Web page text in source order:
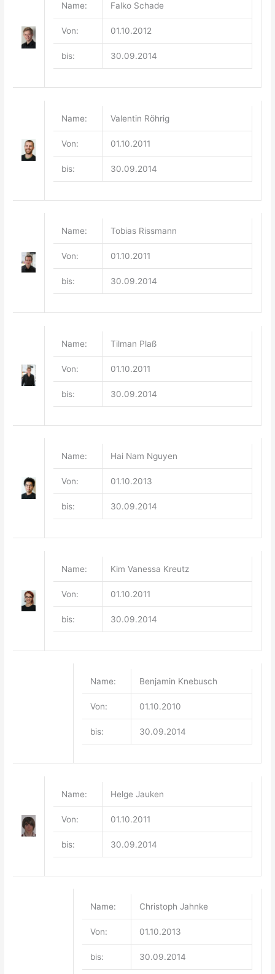
Name: Falko Schade
Von: 01.10.2012
bis: 30.09.2014
Name: Valentin Röhrig
Von: 01.10.2011
bis: 30.09.2014
Name: Tobias Rissmann
Von: 01.10.2011
bis: 30.09.2014
Name: Tilman Plaß
Von: 01.10.2011
bis: 30.09.2014
Name: Hai Nam Nguyen
Von: 01.10.2013
bis: 30.09.2014
Name: Kim Vanessa Kreutz
Von: 01.10.2011
bis: 30.09.2014
Name: Benjamin Knebusch
Von: 01.10.2010
bis: 30.09.2014
Name: Helge Jauken
Von: 01.10.2011
bis: 30.09.2014
Name: Christoph Jahnke
Von: 01.10.2013
bis: 30.09.2014